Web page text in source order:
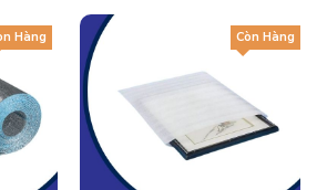
Hàng Còn Hàng